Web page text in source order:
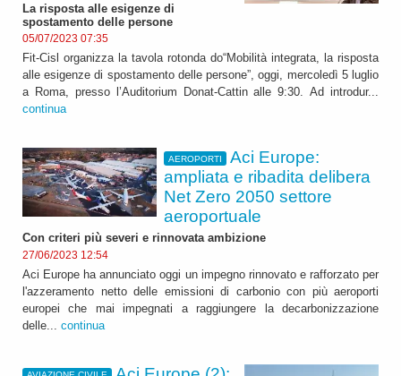
La risposta alle esigenze di
spostamento delle persone
05/07/2023 07:35
Fit-Cisl organizza la tavola rotonda do“Mobilità integrata, la risposta
alle esigenze di spostamento delle persone”, oggi, mercoledì 5 luglio
a Roma, presso l’Auditorium Donat-Cattin alle 9:30. Ad introdur...
continua
AEROPORTI
Aci Europe:
ampliata e ribadita delibera
Net Zero 2050 settore
aeroportuale
Con criteri più severi e rinnovata ambizione
27/06/2023 12:54
Aci Europe ha annunciato oggi un impegno rinnovato e rafforzato per
l'azzeramento netto delle emissioni di carbonio con più aeroporti
europei che mai impegnati a raggiungere la decarbonizzazione
delle... continua